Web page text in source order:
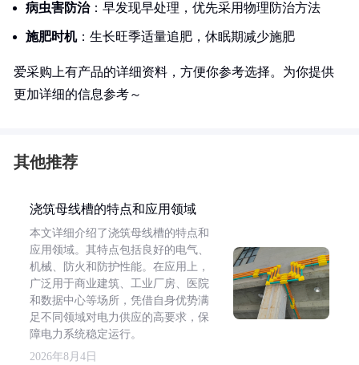
病虫害防治：早发现早处理，优先采用物理防治方法
施肥时机：生长旺季适量追肥，休眠期减少施肥
爱采购上有产品的详细资料，方便你参考选择。为你提供
更加详细的信息参考～
其他推荐
浇筑母线槽的特点和应用领域
本文详细介绍了浇筑母线槽的特点和
应用领域。其特点包括良好的电气、
机械、防火和防护性能。在应用上，
广泛用于商业建筑、工业厂房、医院
和数据中心等场所，凭借自身优势满
足不同领域对电力供应的高要求，保
障电力系统稳定运行。
2026年8月4日